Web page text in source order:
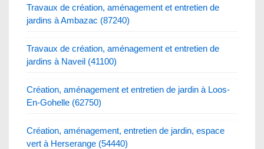
Travaux de création, aménagement et entretien de
jardins à Ambazac (87240)
Travaux de création, aménagement et entretien de
jardins à Naveil (41100)
Création, aménagement et entretien de jardin à Loos-
En-Gohelle (62750)
Création, aménagement, entretien de jardin, espace
vert à Herserange (54440)